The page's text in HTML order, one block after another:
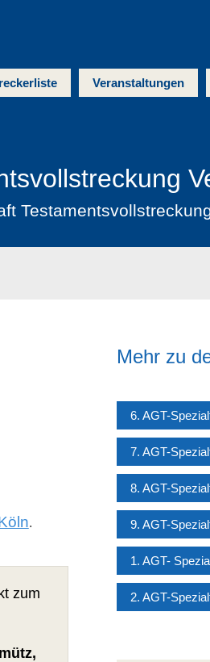
Veranstaltungen
.
zum
Mehr zu
6. AGT-
7. AGT-
8. AGT-
9. AGT-
1. AGT-
2. AGT-